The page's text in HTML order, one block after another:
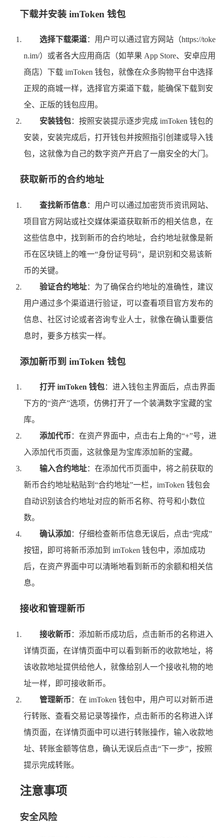
下载并安装 imToken 钱包
选择下载渠道：用户可以通过官方网站（https://toke
n.im/）或者各大应用商店（如苹果 App Store、安卓应用
商店）下载 imToken 钱包，就像在众多购物平台中选择
正规的商城一样，选择官方渠道下载，能确保下载到安
全、正版的钱包应用。
安装钱包：按照安装提示逐步完成 imToken 钱包的
安装，安装完成后，打开钱包并按照指引创建或导入钱
包，这就像为自己的数字资产开启了一扇安全的大门。
获取新币的合约地址
查找新币信息：用户可以通过加密货币资讯网站、
项目官方网站或社交媒体渠道获取新币的相关信息，在
这些信息中，找到新币的合约地址，合约地址就像是新
币在区块链上的唯一“身份证号码”，是识别和交易该新
币的关键。
验证合约地址：为了确保合约地址的准确性，建议
用户通过多个渠道进行验证，可以查看项目官方发布的
信息、社区讨论或者咨询专业人士，就像在确认重要信
息时，要多方核实一样。
添加新币到 imToken 钱包
打开 imToken 钱包：进入钱包主界面后，点击界面
下方的“资产”选项，仿佛打开了一个装满数字宝藏的宝
库。
添加代币 ：在资产界面中，点击右上角的“+”号，进
入添加代币页面，这就像是为宝库添加新的宝藏。
输入合约地址：在添加代币页面中，将之前获取的
新币合约地址粘贴到“合约地址”一栏，imToken 钱包会
自动识别该合约地址对应的新币名称、符号和小数位
数。
确认添加 ：仔细检查新币信息无误后，点击“完成”
按钮，即可将新币添加到 imToken 钱包中，添加成功
后，在资产界面中可以清晰地看到新币的余额和相关信
息。
接收和管理新币
接收新币 ：添加新币成功后，点击新币的名称进入
详情页面，在详情页面中可以看到新币的收款地址，将
该收款地址提供给他人，就像给别人一个接收礼物的地
址一样，即可接收新币。
管理新币 ：在 imToken 钱包中，用户可以对新币进
行转账、查看交易记录等操作，点击新币的名称进入详
情页面，在详情页面中可以进行转账操作，输入收款地
址、转账金额等信息，确认无误后点击“下一步”，按照
提示完成转账。
注意事项
安全风险